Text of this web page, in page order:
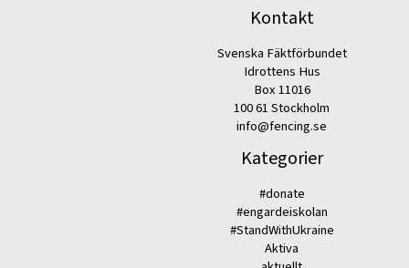
Kontakt
Svenska Fäktförbundet
Idrottens Hus
Box 11016
100 61 Stockholm
info@fencing.se
Kategorier
#donate
#engardeiskolan
#StandWithUkraine
Aktiva